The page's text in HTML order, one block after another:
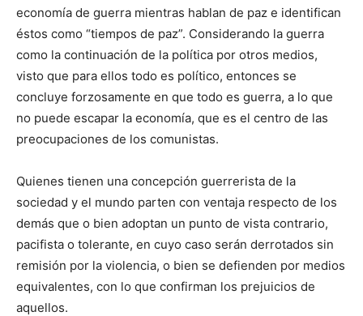
economía de guerra mientras hablan de paz e identifican
éstos como “tiempos de paz”. Considerando la guerra
como la continuación de la política por otros medios,
visto que para ellos todo es político, entonces se
concluye forzosamente en que todo es guerra, a lo que
no puede escapar la economía, que es el centro de las
preocupaciones de los comunistas.
Quienes tienen una concepción guerrerista de la
sociedad y el mundo parten con ventaja respecto de los
demás que o bien adoptan un punto de vista contrario,
pacifista o tolerante, en cuyo caso serán derrotados sin
remisión por la violencia, o bien se defienden por medios
equivalentes, con lo que confirman los prejuicios de
aquellos.